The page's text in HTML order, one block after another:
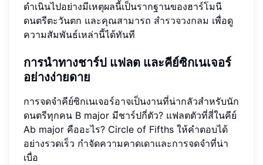
ดำเนินไปอย่างมีเหตุผลนี้เป็นรากฐานของฮาร์โมนี
ดนตรีตะวันตก และคุณสามารถ สำรวจวงกลม เพื่อดู
ความสัมพันธ์เหล่านี้ได้ทันที
การนำทางชาร์ป แฟลต และคีย์ซิกเนเจอร์
อย่างง่ายดาย
การจดจำคีย์ซิกเนเจอร์อาจเป็นงานที่น่ากลัวสำหรับนัก
ดนตรีทุกคน B major มีชาร์ปกี่ตัว? แฟลตตัวที่สี่ในคีย์
Ab major คืออะไร? Circle of Fifths ให้คำตอบได้
อย่างรวดเร็ว กำจัดความคาดเดาและการจดจำที่น่า
เบื่อ